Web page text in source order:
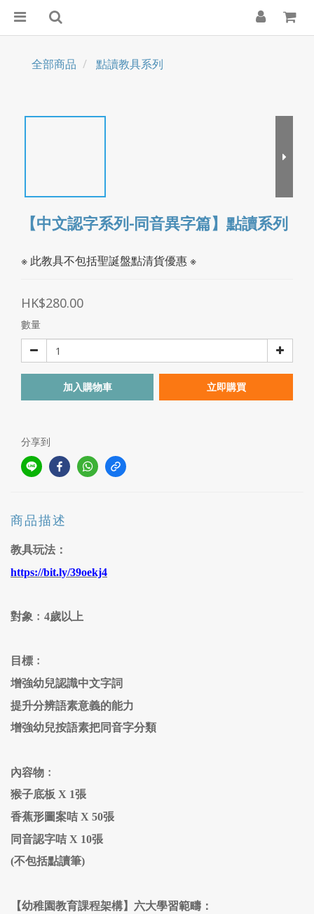
全部商品 點讀教具系列
【中文認字系列-同音異字篇】點讀系列
※ 此教具不包括聖誕盤點清貨優惠 ※
HK$280.00
數量
加入購物車 立即購買
分享到
商品描述
教具玩法：
https://bit.ly/39oekj4
對象﹕4歲以上
目標﹕
增強幼兒認識中文字詞
提升分辨語素意義的能力
增強幼兒按語素把同音字分類
內容物﹕
猴子底板 X 1張
香蕉形圖案咭 X 50張
同音認字咭 X 10張
(不包括點讀筆)
【幼稚園教育課程架構】六大學習範疇：